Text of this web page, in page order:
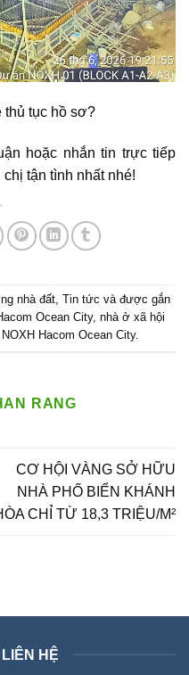
thủ tục hồ sơ?
hoặc nhắn tin trực tiếp
tận tình nhất nhé!
nhà đất Tin tức và được gắn
Ocean City, nhà ở xã hội
NOXH Hacom Ocean City.
RANG
CƠ HỘI VÀNG SỞ HỮU
NHÀ PHỐ BIỂN KHÁNH
CHỈ TỪ 18,3 TRIỆU/M²
HỆ